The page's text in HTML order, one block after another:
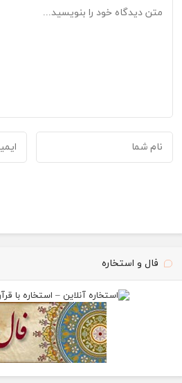
فال و استخاره